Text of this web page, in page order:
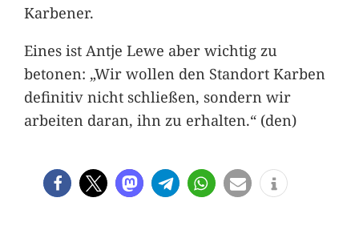
Karbener.
Eines ist Antje Lewe aber wichtig zu
betonen: „Wir wollen den Standort Karben
definitiv nicht schließen, sondern wir
arbeiten daran, ihn zu erhalten.“ (den)